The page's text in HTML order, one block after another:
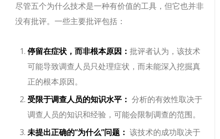
尽管五个为什么技术是一种有价值的工具，但它也并非
没有批评。一些主要批评包括：
停留在症状，而非根本原因：批评者认为，该技术
可能导致调查人员只处理症状，而未能深入挖掘真
正的根本原因。
受限于调查人员的知识水平： 分析的有效性取决于
调查人员的知识和经验，可能会限制调查的范围。
未提出正确的“为什么”问题： 该技术的成功取决于